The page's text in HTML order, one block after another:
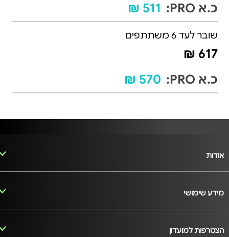
כ.א PRO:
511 ₪
שובר לעד 6 משתתפים
617 ₪
כ.א PRO:
570 ₪
אודות
מידע שימושי
הצטרפות למועדון